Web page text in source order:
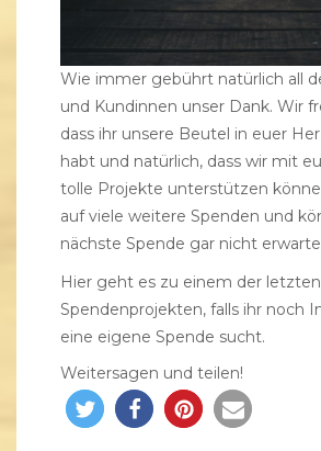
Wie immer gebührt natürlich all
und Kundinnen unser Dank. Wir
dass ihr unsere Beutel in euer
habt und natürlich, dass wir mit
tolle Projekte unterstützen
auf viele weitere Spenden und
nächste Spende gar nicht
Hier geht es zu einem der letzten
Spendenprojekten, falls ihr noch
eine eigene Spende sucht.
Weitersagen und teilen!